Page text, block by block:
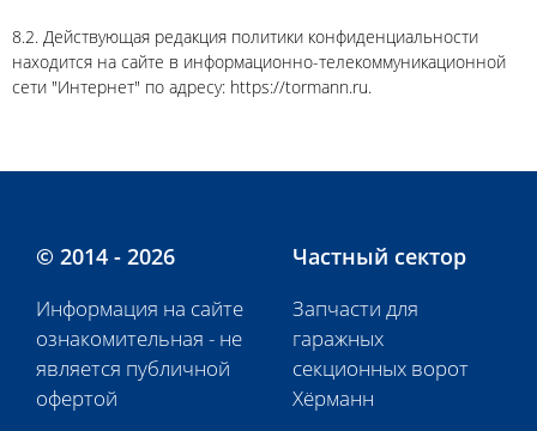
8.2. Действующая редакция политики конфиденциальности
находится на сайте в информационно-телекоммуникационной
сети "Интернет" по адресу: https://tormann.ru.
© 2014 - 2026
Информация на сайте
ознакомительная - не
является публичной
офертой
Частный сектор
Запчасти для
гаражных
секционных ворот
Хёрманн